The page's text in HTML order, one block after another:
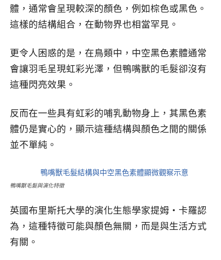
體，通常會呈現較深的顏色，例如棕色或黑色。
這樣的結構組合，在動物界也相當罕見。
更令人困惑的是，在鳥類中，中空黑色素體通常
會讓羽毛呈現虹彩光澤，但鴨嘴獸的毛髮卻沒有
這種閃亮效果。
反而在一些具有虹彩的哺乳動物身上，其黑色素
體仍是實心的，顯示這種結構與顏色之間的關係
並不單純。
鴨嘴獸毛髮與演化特徵
英國布里斯托大學的演化生態學家提姆・卡羅認
為，這種特徵可能與顏色無關，而是與生活方式
有關。